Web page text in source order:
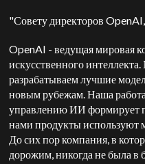
"Совету директоров OpenAI,
OpenAI - ведущая мировая
искусственного
разрабатываем лучшие
новым рубежам. Наша
управлению ИИ формирует
нами продукты
До сих пор компания, в
дорожим, никогда не была в